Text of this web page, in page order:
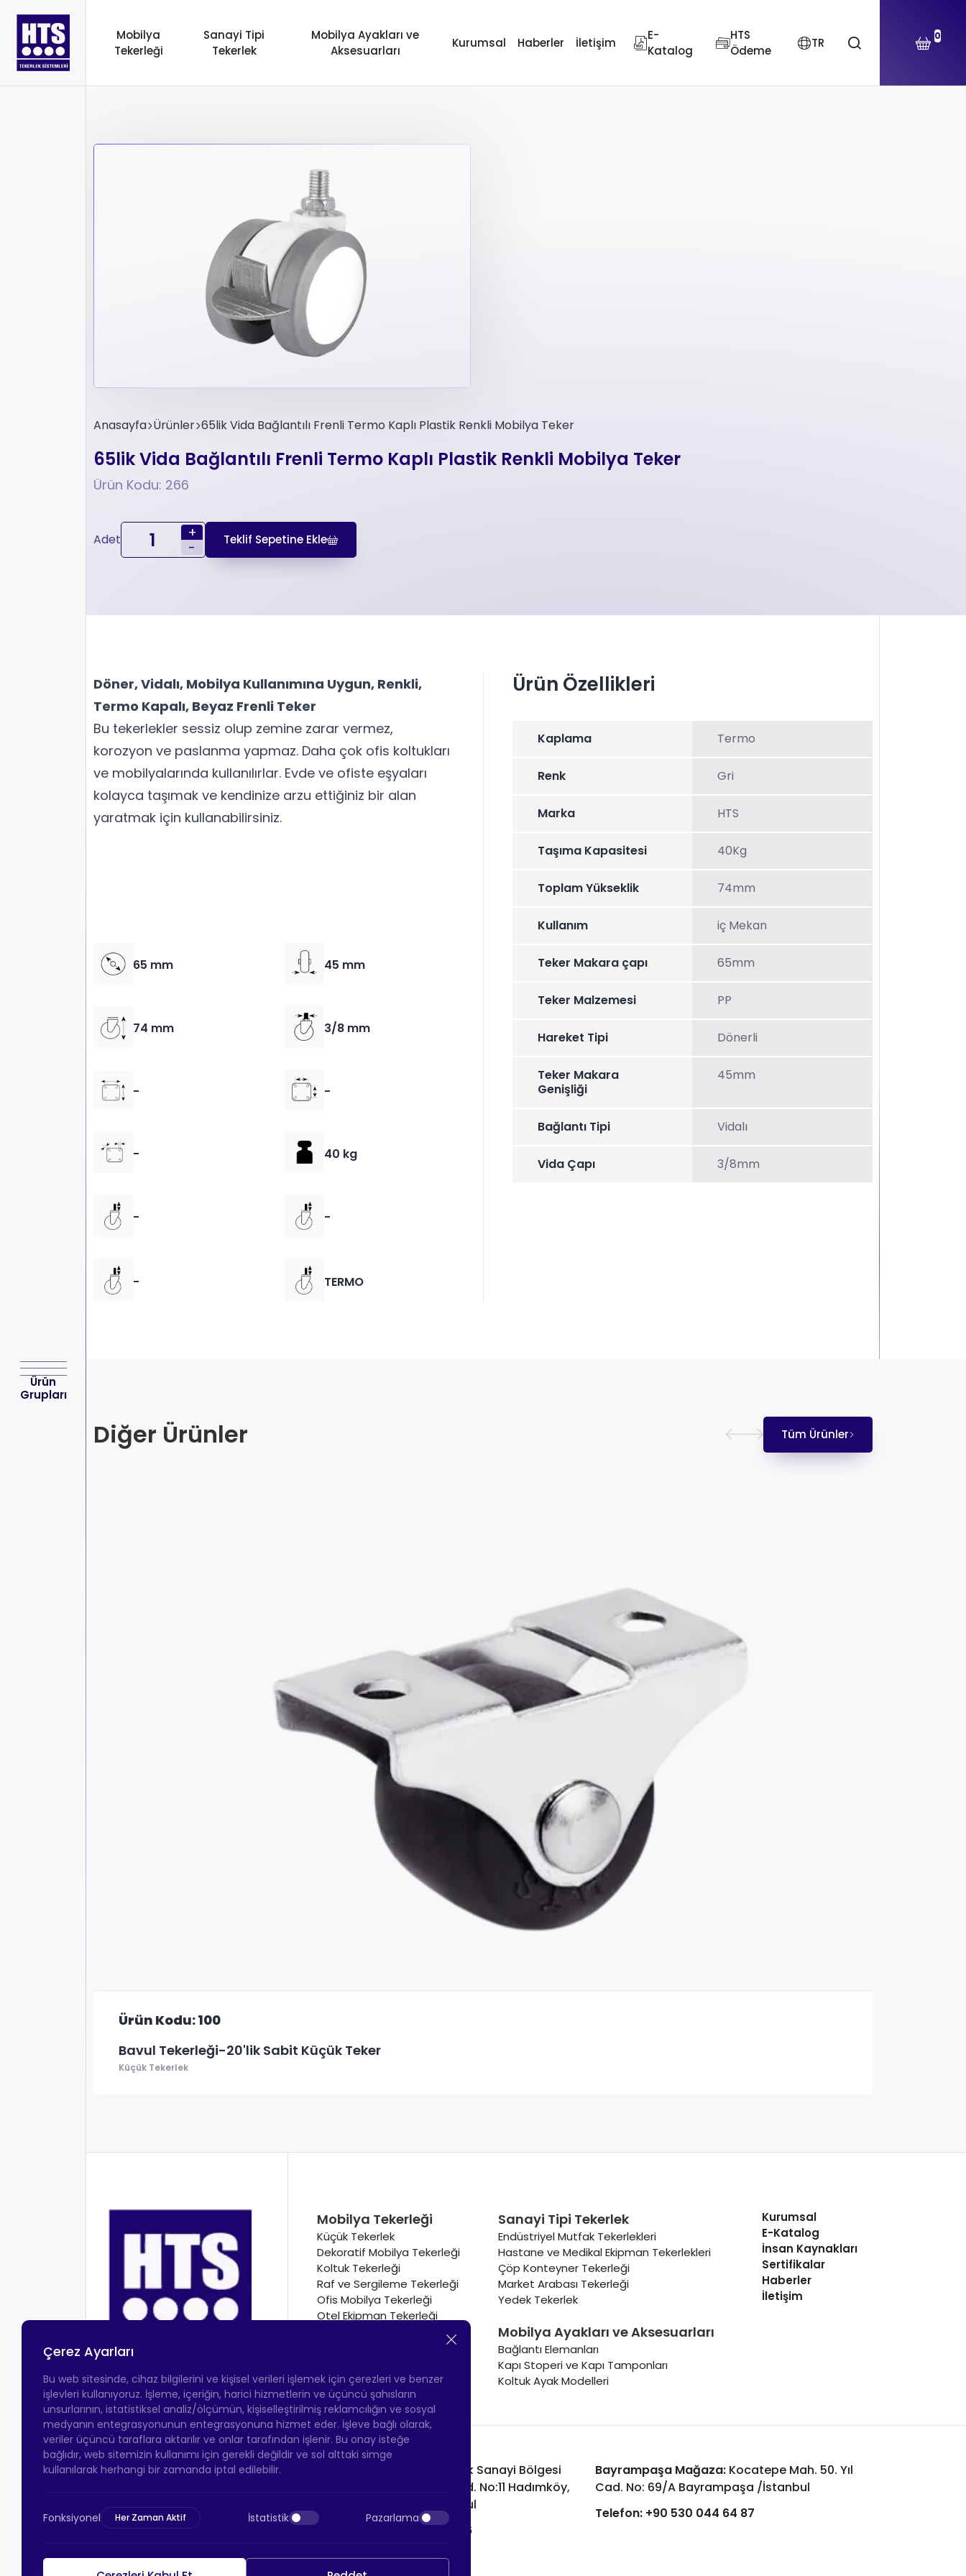
Mobilya
Tekerleği
Sanayi Tipi
Tekerlek
Mobilya Ayakları ve
Aksesuarları
Kurumsal Haberler İletişim
E-
Katalog
HTS
Ödeme
TR 0
Ürün
Grupları
Anasayfa Ürünler 65lik Vida Bağlantılı Frenli Termo Kaplı Plastik Renkli Mobilya Teker
65lik Vida Bağlantılı Frenli Termo Kaplı Plastik Renkli Mobilya Teker
Ürün Kodu: 266
Adet
+
-
Teklif Sepetine Ekle
Döner, Vidalı, Mobilya Kullanımına Uygun, Renkli,
Termo Kapalı, Beyaz Frenli Teker
Bu tekerlekler sessiz olup zemine zarar vermez,
korozyon ve paslanma yapmaz. Daha çok ofis koltukları
ve mobilyalarında kullanılırlar. Evde ve ofiste eşyaları
kolayca taşımak ve kendinize arzu ettiğiniz bir alan
yaratmak için kullanabilirsiniz.
65 mm 45 mm
74 mm 3/8 mm
- -
- 40 kg
- -
- TERMO
Ürün Özellikleri
Kaplama Termo
Renk Gri
Marka HTS
Taşıma Kapasitesi 40Kg
Toplam Yükseklik 74mm
Kullanım iç Mekan
Teker Makara çapı 65mm
Teker Malzemesi PP
Hareket Tipi Dönerli
Teker Makara
Genişliği
45mm
Bağlantı Tipi Vidalı
Vida Çapı 3/8mm
Diğer Ürünler Tüm Ürünler
Ürün Kodu: 100
Bavul Tekerleği-20'lik Sabit Küçük Teker
Küçük Tekerlek
Mobilya Tekerleği
Küçük Tekerlek
Dekoratif Mobilya Tekerleği
Koltuk Tekerleği
Raf ve Sergileme Tekerleği
Ofis Mobilya Tekerleği
Otel Ekipman Tekerleği
Soğutucu ve Isıtıcı Tekerleği
Sanayi Tipi Tekerlek
Endüstriyel Mutfak Tekerlekleri
Hastane ve Medikal Ekipman Tekerlekleri
Çöp Konteyner Tekerleği
Market Arabası Tekerleği
Yedek Tekerlek
Mobilya Ayakları ve Aksesuarları
Bağlantı Elemanları
Kapı Stoperi ve Kapı Tamponları
Koltuk Ayak Modelleri
Kurumsal
E-Katalog
İnsan Kaynakları
Sertifikalar
Haberler
İletişim
Atatürk Sanayi Bölgesi
Ömerli Mah. Uzunçayır Cad. No:11 Hadımköy,
34555 Arnavutköy/İstanbul
+90 212 640 66 46
Email:info@htsteker.com
Bayrampaşa Mağaza:Kocatepe Mah. 50. Yıl
Cad. No: 69/A Bayrampaşa /İstanbul
Telefon:+90 530 044 64 87
Çerez Ayarları
Bu web sitesinde, cihaz bilgilerini ve kişisel verileri işlemek için çerezleri ve benzer
işlevleri kullanıyoruz. İşleme, içeriğin, harici hizmetlerin ve üçüncü şahısların
unsurlarının, istatistiksel analiz/ölçümün, kişiselleştirilmiş reklamcılığın ve sosyal
medyanın entegrasyonunun entegrasyonuna hizmet eder. İşleve bağlı olarak,
veriler üçüncü taraflara aktarılır ve onlar tarafından işlenir. Bu onay isteğe
bağlıdır, web sitemizin kullanımı için gerekli değildir ve sol alttaki simge
kullanılarak herhangi bir zamanda iptal edilebilir.
Fonksiyonel Her Zaman Aktif İstatistik Pazarlama